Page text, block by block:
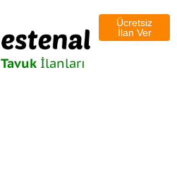
Ücretsiz
İlan Ver
Tavuk İlanları